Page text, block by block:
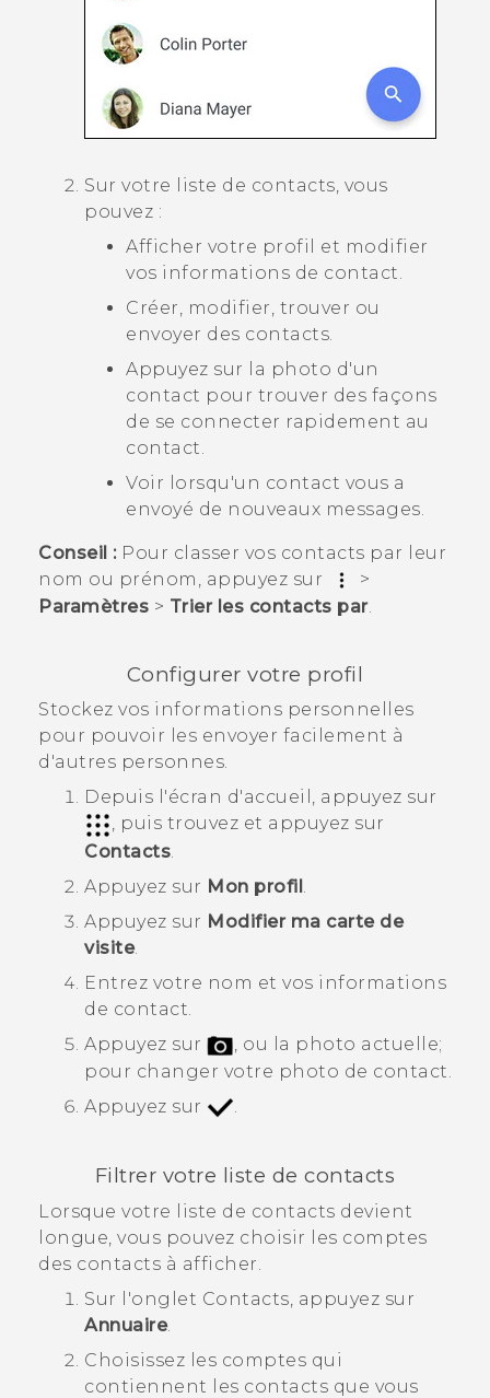
Sur votre liste de contacts, vous
pouvez :
Afficher votre profil et modifier
vos informations de contact.
Créer, modifier, trouver ou
envoyer des contacts.
Appuyez sur la photo d'un
contact pour trouver des façons
de se connecter rapidement au
contact.
Voir lorsqu'un contact vous a
envoyé de nouveaux messages.
Conseil :Pour classer vos contacts par leur
nom ou prénom, appuyez sur
>
Paramètres > Trier les contacts par.
Configurer votre profil
Stockez vos informations personnelles
pour pouvoir les envoyer facilement à
d'autres personnes.
Depuis l'écran d'accueil , appuyez sur
, puis trouvez et appuyez sur
Contacts
Appuyez sur Mon profil
Appuyez sur Modifier ma carte de
visite.
Entrez votre nom et vos informations
de contact.
Appuyez sur
, ou la photo actuelle;
pour changer votre photo de contact.
Appuyez sur
.
Filtrer votre liste de contacts
Lorsque votre liste de contacts devient
longue, vous pouvez choisir les comptes
des contacts à afficher.
Sur l'onglet Contacts , appuyez sur
Annuaire.
Choisissez les comptes qui
contiennent les contacts que vous